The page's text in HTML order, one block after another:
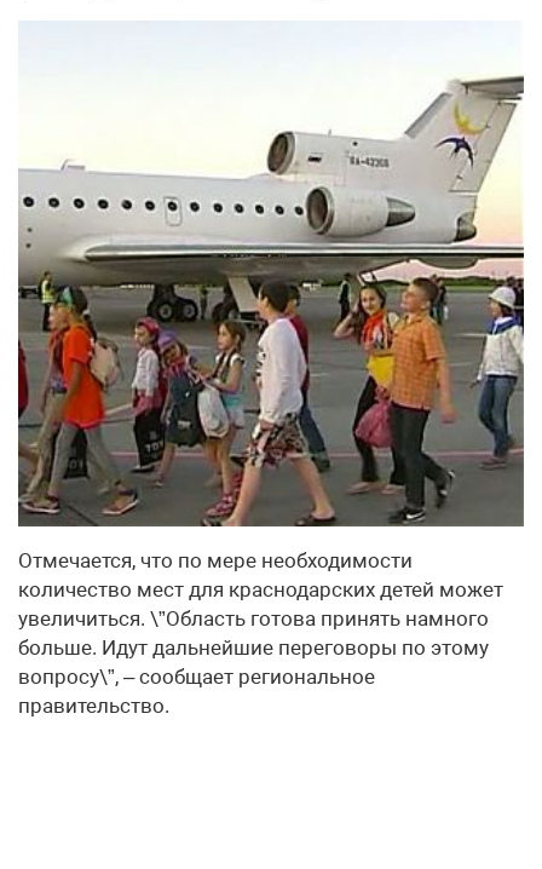
Отмечается, что по мере необходимости
количество мест для краснодарских детей может
увеличиться. \”Область готова принять намного
больше. Идут дальнейшие переговоры по этому
вопросу\”, – сообщает региональное
правительство.